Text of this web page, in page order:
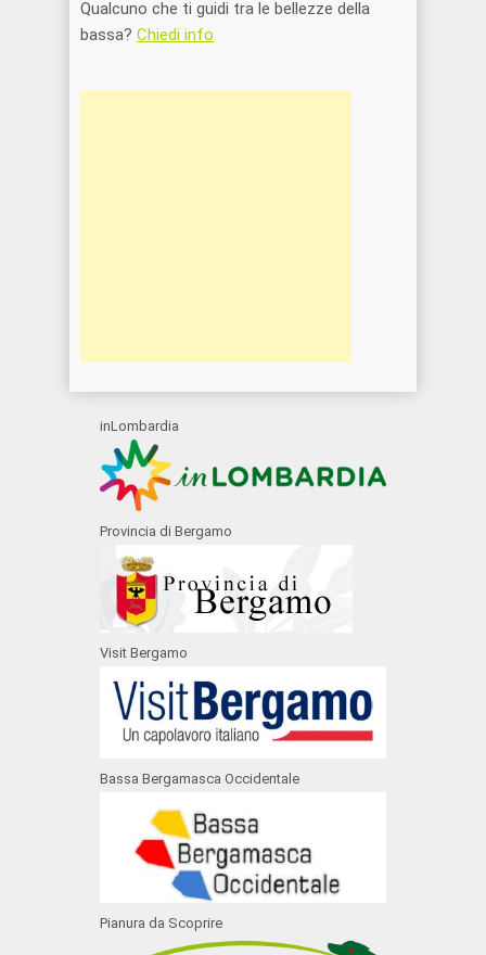
Qualcuno che ti guidi tra le bellezze della
bassa? Chiedi info
inLombardia
Provincia di Bergamo
Visit Bergamo
Bassa Bergamasca Occidentale
Pianura da Scoprire